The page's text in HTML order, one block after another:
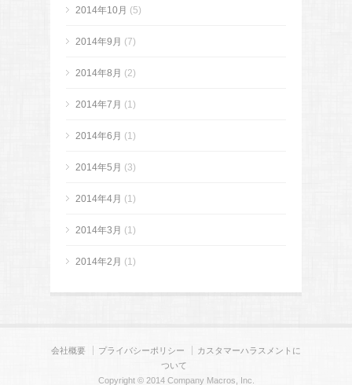
2014年10月 (5)
2014年9月 (7)
2014年8月 (2)
2014年7月 (1)
2014年6月 (1)
2014年5月 (3)
2014年4月 (1)
2014年3月 (1)
2014年2月 (1)
会社概要 プライバシーポリシー
カスタマーハラスメントに
ついて
Copyright © 2014 Company Macros, Inc.